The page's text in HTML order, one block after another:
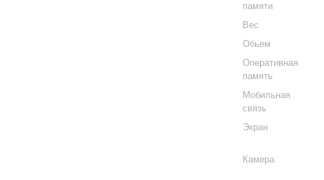
памяти
Вес
Обьем
Оперативная
память
Мобильная
связь
Экран
Камера